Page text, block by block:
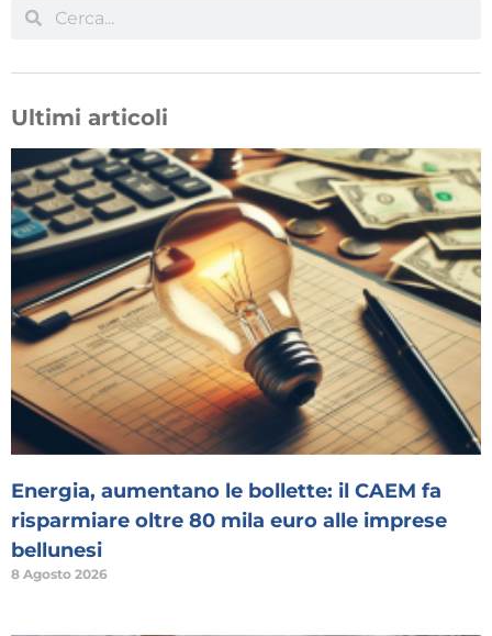
Ultimi articoli
Energia, aumentano le bollette: il CAEM fa
risparmiare oltre 80 mila euro alle imprese
bellunesi
8 Agosto 2026